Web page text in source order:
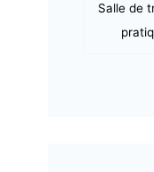
Salle de